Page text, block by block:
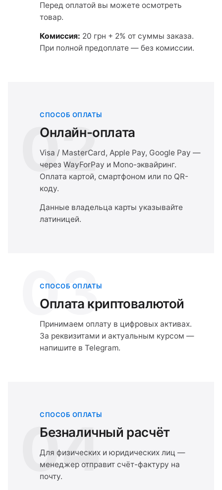
Перед оплатой вы можете осмотреть
товар.
Комиссия: 20 грн + 2% от суммы заказа.
При полной предоплате — без комиссии.
02
СПОСОБ ОПЛАТЫ
Онлайн-оплата
Visa / MasterCard, Apple Pay, Google Pay —
через WayForPay и Mono-эквайринг.
Оплата картой, смартфоном или по QR-
коду.
Данные владельца карты указывайте
латиницей.
03
СПОСОБ ОПЛАТЫ
Оплата криптовалютой
Принимаем оплату в цифровых активах.
За реквизитами и актуальным курсом —
напишите в Telegram.
04
СПОСОБ ОПЛАТЫ
Безналичный расчёт
Для физических и юридических лиц —
менеджер отправит счёт-фактуру на
почту.